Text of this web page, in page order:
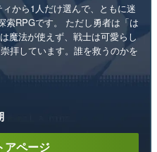
から1人だけ選んで、ともに迷
索RPGです。 ただし勇者は「は
魔法が使えず、戦士は可愛らし
拝しています。誰を救うのかを
アページ